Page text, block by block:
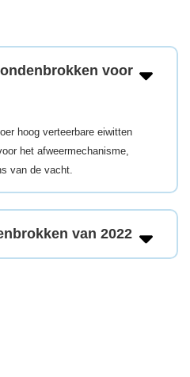
voor
hoog verteerbare eiwitten
het afweermechanisme,
van de vacht.
van 2022